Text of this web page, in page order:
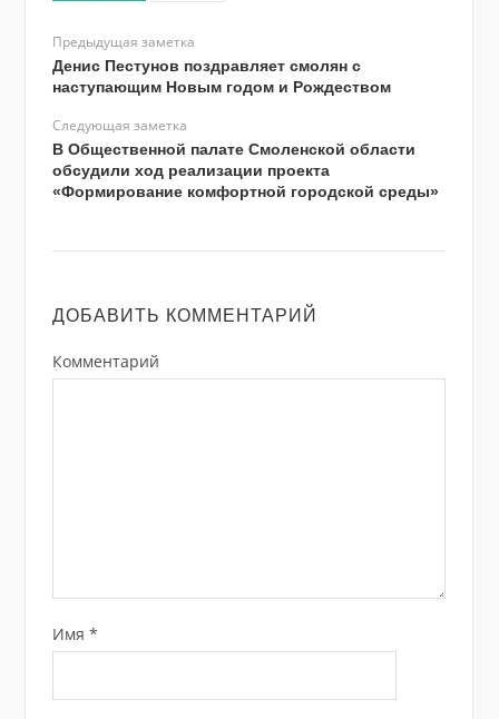
Предыдущая заметка
Денис Пестунов поздравляет смолян с
наступающим Новым годом и Рождеством
Следующая заметка
В Общественной палате Смоленской области
обсудили ход реализации проекта
«Формирование комфортной городской среды»
ДОБАВИТЬ КОММЕНТАРИЙ
Комментарий
Имя *